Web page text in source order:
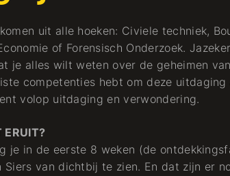
uit alle hoeken: Civiele techniek,
of Forensisch Onderzoek.
je alles wilt weten over de geheimen
competenties hebt om deze uitdaging
volop uitdaging en verwondering.
ERUIT?
je in de eerste 8 weken (de
Siers van dichtbij te zien. En dat zijn er